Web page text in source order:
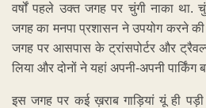
वर्षों पहले उक्त जगह पर चुंगी नाका था.
जगह का मनपा प्रशासन ने उपयोग करने
जगह पर आसपास के ट्रांसपोर्टर और
लिया और दोनों ने यहां अपनी-अपनी पार्किंग
इस जगह पर कई ख़राब गाड़ियां यूं ही